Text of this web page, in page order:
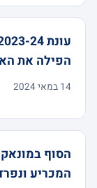
הפילה את
14 במאי 2024
המכריע